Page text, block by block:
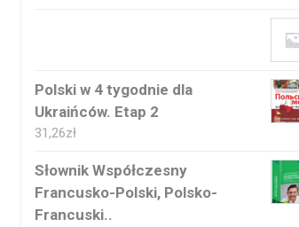
Polski w 4 tygodnie dla
Ukraińców. Etap 2
31,26zł
Słownik Współczesny
Francusko-Polski, Polsko-
Francuski..